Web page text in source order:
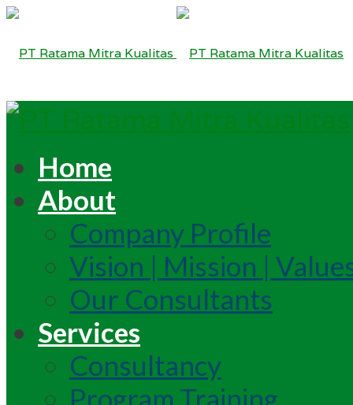
Home
About
Company Profile
Vision | Mission |
Our Consultants
Services
Consultancy
Program Training